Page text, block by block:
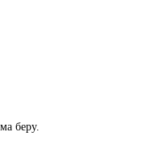
беру.